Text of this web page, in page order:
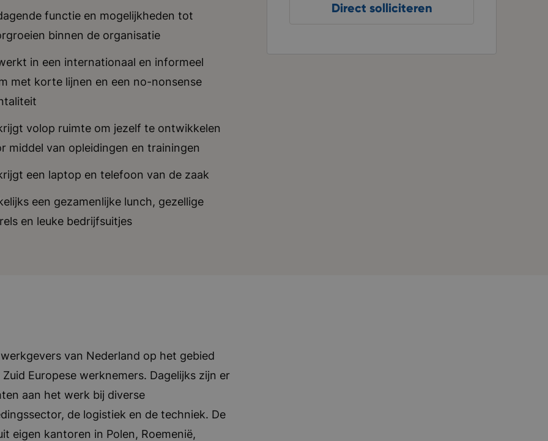
functie en mogelijkheden tot
binnen de organisatie
in een internationaal en informeel
met korte lijnen en een no-nonsense
volop ruimte om jezelf te ontwikkelen
middel van opleidingen en trainingen
een laptop en telefoon van de zaak
een gezamenlijke lunch, gezellige
en leuke bedrijfsuitjes
van Nederland op het gebied
Europese werknemers. Dagelijks zijn er
aan het werk bij diverse
de logistiek en de techniek. De
eigen kantoren in Polen, Roemenië,
Direct solliciteren